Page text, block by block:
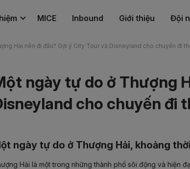
MICE Inbound Giới thiệu Đội
Hải nên đi đâu? Gợi ý City Tour và Disneyland cho chuyến đi
ngày tự do ở Thượng
cho chuyến đi
ngày tự do ở Thượng Hải, khoảng
Hải là một trong những thành phố sôi động và hiện